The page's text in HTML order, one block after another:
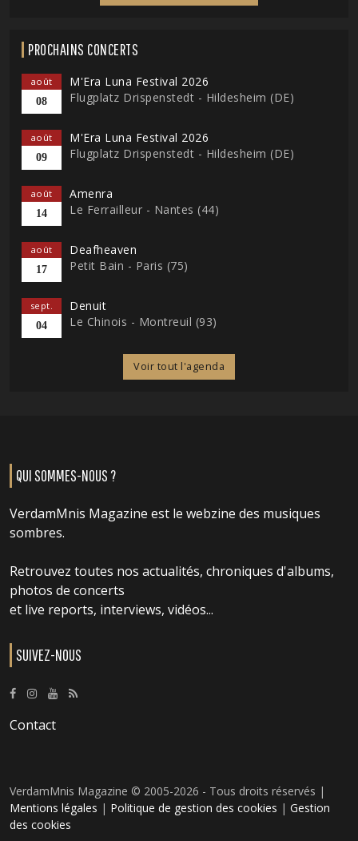
PROCHAINS CONCERTS
août
08
M'Era Luna Festival 2026
Flugplatz Drispenstedt - Hildesheim (DE)
août
09
M'Era Luna Festival 2026
Flugplatz Drispenstedt - Hildesheim (DE)
août
14
Amenra
Le Ferrailleur - Nantes (44)
août
17
Deafheaven
Petit Bain - Paris (75)
sept.
04
Denuit
Le Chinois - Montreuil (93)
Voir tout l'agenda
QUI SOMMES-NOUS ?
VerdamMnis Magazine est le webzine des musiques
sombres.
Retrouvez toutes nos actualités, chroniques d'albums,
photos de concerts
et live reports, interviews, vidéos...
SUIVEZ-NOUS
Contact
VerdamMnis Magazine © 2005-2026 - Tous droits réservés |
Mentions légales | Politique de gestion des cookies | Gestion
des cookies